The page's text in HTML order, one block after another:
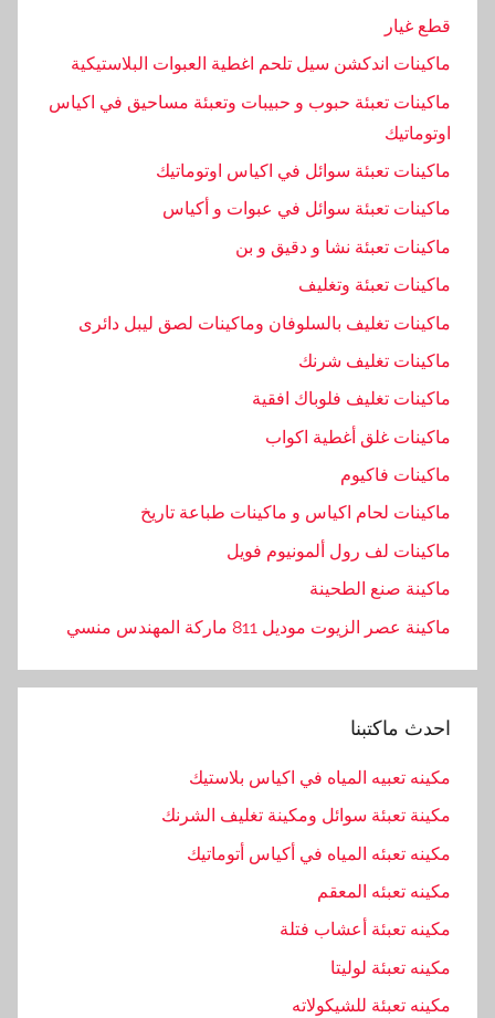
ل
ي
ف
,
م
ك
ن
ن
,
ف
ر
قطع غيار
ماكينات اندكشن سيل تلحم اغطية العبوات البلاستيكية
ماكينات تعبئة حبوب و حبيبات وتعبئة مساحيق في اكياس
اوتوماتيك
ماكينات تعبئة سوائل في اكياس اوتوماتيك
ماكينات تعبئة سوائل في عبوات و أكياس
ماكينات تعبئة نشا و دقيق و بن
ماكينات تعبئة وتغليف
ماكينات تغليف بالسلوفان وماكينات لصق ليبل دائرى
ماكينات تغليف شرنك
ماكينات تغليف فلوباك افقية
ماكينات غلق أغطية اكواب
ماكينات فاكيوم
ماكينات لحام اكياس و ماكينات طباعة تاريخ
ماكينات لف رول ألمونيوم فويل
ماكينة صنع الطحينة
ماكينة عصر الزيوت موديل 811 ماركة المهندس منسي
احدث ماكتبنا
مكينه تعبيه المياه في اكياس بلاستيك
مكينة تعبئة سوائل ومكينة تغليف الشرنك
مكينه تعبئه المياه في أكياس أتوماتيك
مكينه تعبئه المعقم
مكينه تعبئة أعشاب فتلة
مكينه تعبئة لوليتا
مكينه تعبئة للشيكولاته